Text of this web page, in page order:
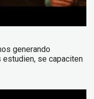
generando
se capaciten